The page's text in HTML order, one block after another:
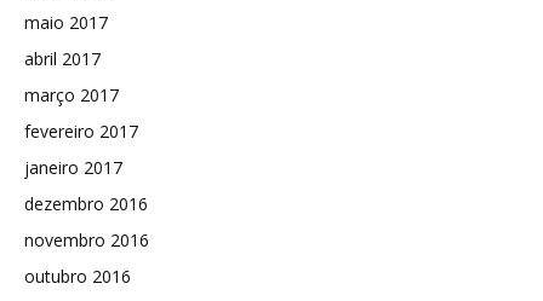
maio 2017
abril 2017
março 2017
fevereiro 2017
janeiro 2017
dezembro 2016
novembro 2016
outubro 2016